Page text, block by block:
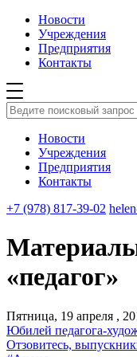
Новости
Учреждения
Предприятия
Контакты
Новости
Учреждения
Предприятия
Контакты
+7 (978) 817-39-02
«педагог»
Пятница, 19 апреля ,
Юбилей педагога-
Отзовитесь,